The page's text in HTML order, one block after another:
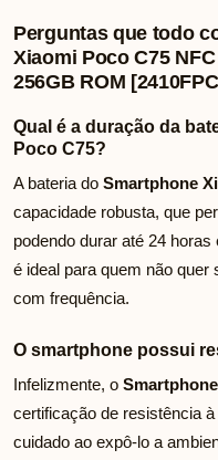
Perguntas que todo
Xiaomi Poco C75
256GB ROM
Qual é a duração da
Poco C75?
A bateria do Smartphone
capacidade robusta, que
podendo durar até 24
é ideal para quem não
com frequência.
O smartphone possui
Infelizmente, o
certificação de resistência
cuidado ao expô-lo a